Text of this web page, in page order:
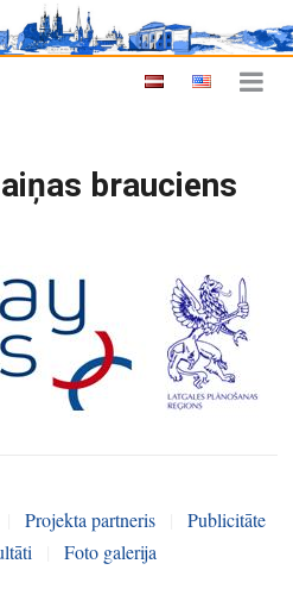
brauciens
Projekta partneris
Publicitāte
Foto galerija